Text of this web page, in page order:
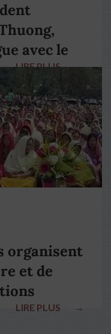
avec le
LIRE PLUS →
organisent
et de
LIRE PLUS →